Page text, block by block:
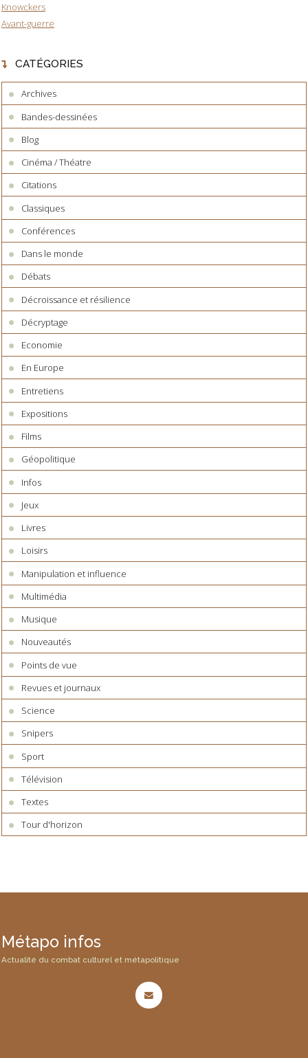
Knowckers
Avant-guerre
CATÉGORIES
Archives
Bandes-dessinées
Blog
Cinéma / Théatre
Citations
Classiques
Conférences
Dans le monde
Débats
Décroissance et résilience
Décryptage
Economie
En Europe
Entretiens
Expositions
Films
Géopolitique
Infos
Jeux
Livres
Loisirs
Manipulation et influence
Multimédia
Musique
Nouveautés
Points de vue
Revues et journaux
Science
Snipers
Sport
Télévision
Textes
Tour d'horizon
Métapo infos
Actualité du combat culturel et métapolitique